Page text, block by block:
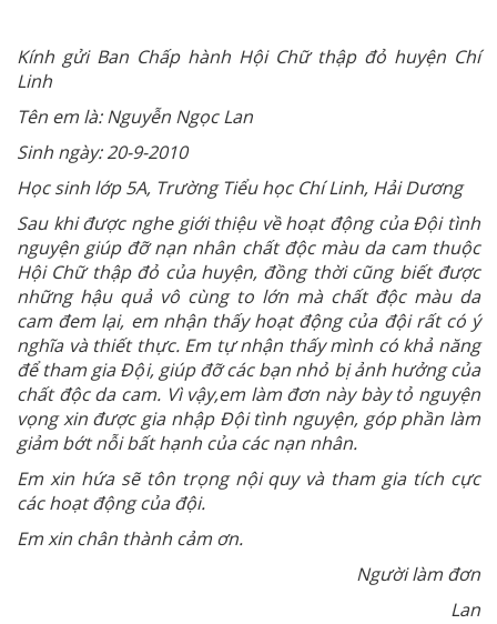
Kính gửi Ban Chấp hành Hội Chữ thập đỏ huyện Chí
Linh
Tên em là: Nguyễn Ngọc Lan
Sinh ngày: 20-9-2010
Học sinh lớp 5A, Trường Tiểu học Chí Linh, Hải Dương
Sau khi được nghe giới thiệu về hoạt động của Đội tình
nguyện giúp đỡ nạn nhân chất độc màu da cam thuộc
Hội Chữ thập đỏ của huyện, đồng thời cũng biết được
những hậu quả vô cùng to lớn mà chất độc màu da
cam đem lại, em nhận thấy hoạt động của đội rất có ý
nghĩa và thiết thực. Em tự nhận thấy mình có khả năng
để tham gia Đội, giúp đỡ các bạn nhỏ bị ảnh hưởng của
chất độc da cam. Vì vậy,em làm đơn này bày tỏ nguyện
vọng xin được gia nhập Đội tình nguyện, góp phần làm
giảm bớt nỗi bất hạnh của các nạn nhân.
Em xin hứa sẽ tôn trọng nội quy và tham gia tích cực
các hoạt động của đội.
Em xin chân thành cảm ơn.
Người làm đơn
Lan